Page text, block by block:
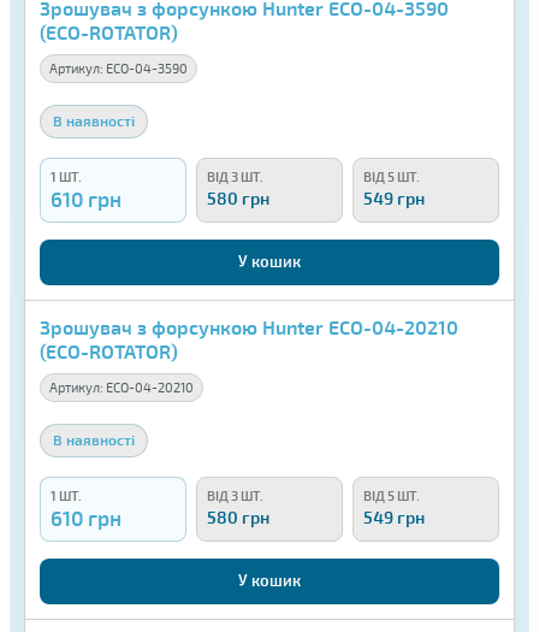
Зрошувач з форсункою Hunter ECO-04-3590
(ECO-ROTATOR)
Артикул: ECO-04-3590
В наявності
1 ШТ.
610 грн
ВІД 3 ШТ.
580 грн
ВІД 5 ШТ.
549 грн
У кошик
Зрошувач з форсункою Hunter ECO-04-20210
(ECO-ROTATOR)
Артикул: ECO-04-20210
В наявності
1 ШТ.
610 грн
ВІД 3 ШТ.
580 грн
ВІД 5 ШТ.
549 грн
У кошик